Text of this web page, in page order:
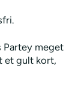
Partey meget
et gult kort,